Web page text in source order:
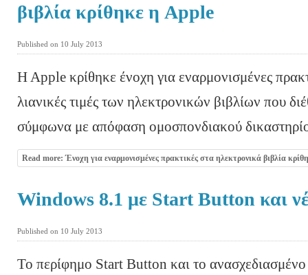
βιβλία κρίθηκε η Apple
Published on 10 July 2013
H Apple κρίθηκε ένοχη για εναρμονισμένες
λιανικές τιμές των ηλεκτρονικών βιβλίων που
σύμφωνα με απόφαση ομοσπονδιακού
Read more: Ένοχη για εναρμονισμένες πρακτικές στα ηλεκτρονικά βιβλία
Windows 8.1 με Start Button και
Published on 10 July 2013
Το περίφημο Start Button και το